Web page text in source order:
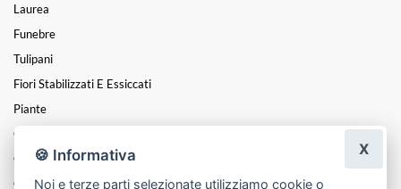
Laurea
Funebre
Tulipani
Fiori Stabilizzati E Essiccati
Piante
Cuori
Coroncine
Centrotavola
🍪 Informativa
Noi e terze parti selezionate utilizziamo cookie o
X